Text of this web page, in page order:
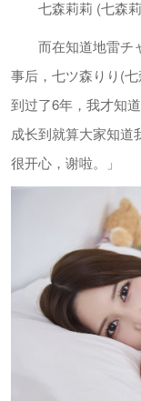
七森莉莉 (七森
而在知道地雷チ
事后，七ツ森りり(
到过了6年，我才知
成长到就算大家知道
很开心，谢啦。」